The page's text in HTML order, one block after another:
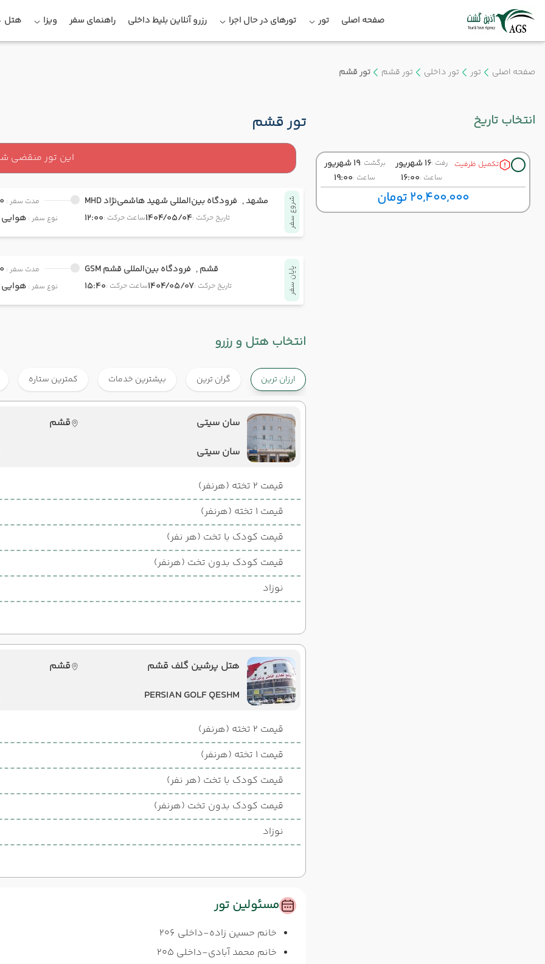
صفحه اصلی تور تورهای در حال اجرا رزرو آنلاین بلیط داخلی راهنمای سفر ویزا هتل
صفحه اصلی تور تور داخلی تور قشم تور قشم
انتخاب تاریخ
تکمیل ظرفیت رفت :16 شهریور
ساعت :16:00
برگشت :19 شهریور
ساعت :19:00
20,400,000 تومان
تور قشم
این تور منقضی
شروع سفر مشهد , فرودگاه بین‌المللی شهید هاشمی‌نژاد MHD
تاریخ حرکت :1404/05/04ساعت حرکت :12:00
مدت سفر :
نوع سفر : هوایی
پایان سفر قشم , فرودگاه بین‌المللی قشم GSM
تاریخ حرکت :1404/05/07ساعت حرکت :15:40
مدت سفر :
نوع سفر : هوایی
انتخاب هتل و رزرو
ارزان ترین گران ترین بیشترین خدمات کمترین ستاره
سان سیتی
قشم
سان سیتی
قیمت 2 تخته (هرنفر)
قیمت 1 تخته (هرنفر)
قیمت کودک با تخت (هر نفر)
قیمت کودک بدون تخت (هرنفر)
نوزاد
هتل پرشین گلف قشم
قشم
PERSIAN GOLF QESHM
قیمت 2 تخته (هرنفر)
قیمت 1 تخته (هرنفر)
قیمت کودک با تخت (هر نفر)
قیمت کودک بدون تخت (هرنفر)
نوزاد
مسئولین تور
خانم حسین زاده-داخلی 206
خانم محمد آبادی-داخلی 205